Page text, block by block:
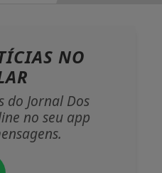
NO
do Jornal Dos
no seu app